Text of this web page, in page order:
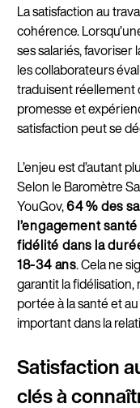
La satisfaction au
cohérence.
ses salariés, favoriser
les collaborateurs
traduisent réellement
promesse et
satisfaction peut se
L’enjeu est d’autant
Selon le Baromètre
YouGov,64 % des
l’engagement
fidélité dans la
18-34 ans. Cela ne
garantit la fidélisation,
portée à la santé et
important dans la
Satisfaction
clés à